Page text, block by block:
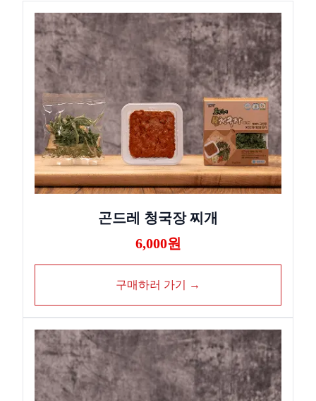
곤드레 청국장 찌개
6,000원
구매하러 가기 →